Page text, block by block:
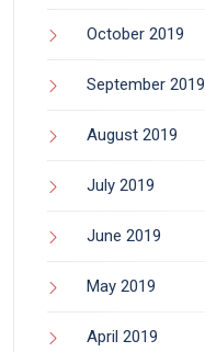
October 2019
September 2019
August 2019
July 2019
June 2019
May 2019
April 2019